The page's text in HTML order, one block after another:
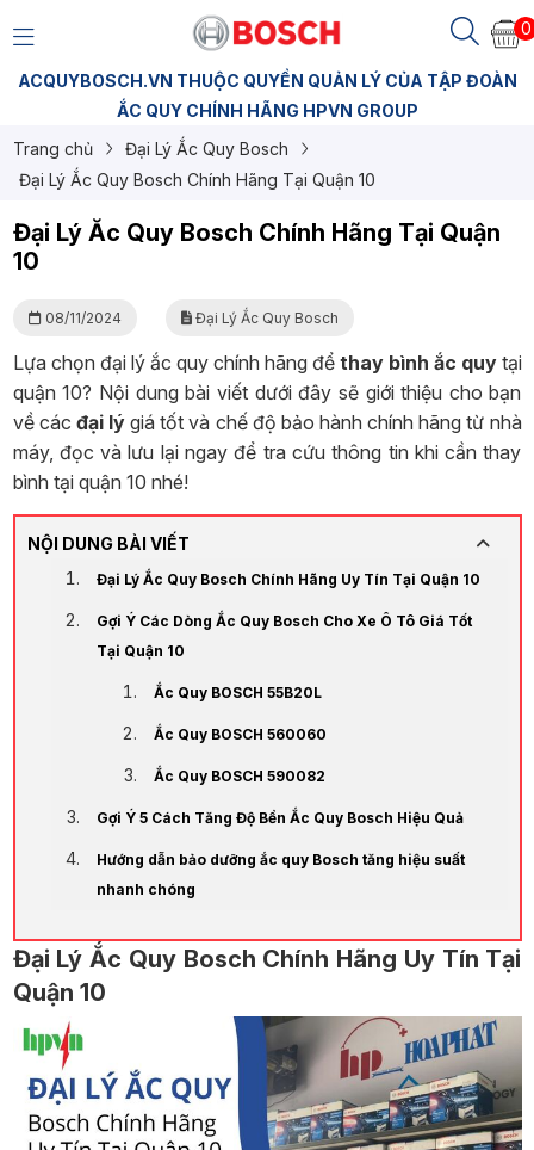
0
ACQUYBOSCH.VN THUỘC QUYỀN QUẢN LÝ CỦA TẬP ĐOÀN
ẮC QUY CHÍNH HÃNG HPVN GROUP
Trang chủ
Đại Lý Ắc Quy Bosch
Đại Lý Ắc Quy Bosch Chính Hãng Tại Quận 10
Đại Lý Ắc Quy Bosch Chính Hãng Tại Quận
10
08/11/2024 Đại Lý Ắc Quy Bosch
Lựa chọn đại lý ắc quy chính hãng để thay bình ắc quy tại
quận 10? Nội dung bài viết dưới đây sẽ giới thiệu cho bạn
về các đại lýgiá tốt và chế độ bảo hành chính hãng từ nhà
máy, đọc và lưu lại ngay để tra cứu thông tin khi cần thay
bình tại quận 10 nhé!
NỘI DUNG BÀI VIẾT
Đại Lý Ắc Quy Bosch Chính Hãng Uy Tín Tại Quận 10
Gợi Ý Các Dòng Ắc Quy Bosch Cho Xe Ô Tô Giá Tốt
Tại Quận 10
Ắc Quy BOSCH 55B20L
Ắc Quy BOSCH 560060
Ắc Quy BOSCH 590082
Gợi Ý 5 Cách Tăng Độ Bền Ắc Quy Bosch Hiệu Quả
Hướng dẫn bảo dưỡng ắc quy Bosch tăng hiệu suất
nhanh chóng
Đại Lý Ắc Quy Bosch Chính Hãng Uy Tín Tại
Quận 10